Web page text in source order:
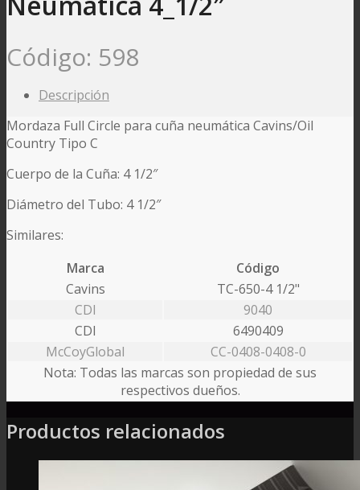
Código: 598
Descripción
Mordaza Full Circle para cuña neumática Cavins/Oil
Country Tipo C
Cuerpo de la Cuña: 4 1/2″
Diámetro del Tubo: 4 1/2″
Similares:
Marca
Código
Cavins
TC-650-4 1/2"
CDI
9040
CDI
6490409
McCoyGlobal
CC-0408-0408-0
Nota: Todas las marcas son propiedad de sus
respectivos dueños.
Productos relacionados